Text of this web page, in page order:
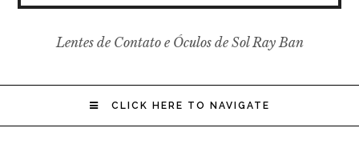
Lentes de Contato e Óculos de Sol Ray Ban
CLICK HERE TO NAVIGATE